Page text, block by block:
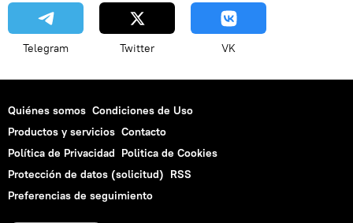
Telegram Twitter VK
Quiénes somos Condiciones de Uso
Productos y servicios Contacto
Política de Privacidad Politica de Cookies
Protección de datos (solicitud) RSS
Preferencias de seguimiento